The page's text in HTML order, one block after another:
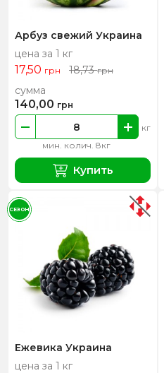
Арбуз свежий Украина
цена за 1 кг
17,50 грн 18,73грн
мин. колич. 8кг
кг
сумма
140,00 грн
Купить
Ежевика Украина
цена за 1 кг
СЕЗОН